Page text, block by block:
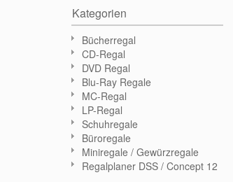
Kategorien
Bücherregal
CD-Regal
DVD Regal
Blu-Ray Regale
MC-Regal
LP-Regal
Schuhregale
Büroregale
Miniregale / Gewürzregale
Regalplaner DSS / Concept 12